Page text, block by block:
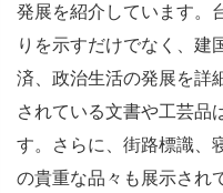
発展を紹介しています。
りを示すだけでなく、建
済、政治生活の発展を詳
されている文書や工芸品
す。さらに、街路標識、
の貴重な品々も展示され